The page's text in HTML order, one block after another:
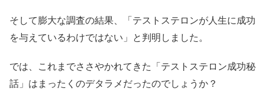
そして膨大な調査の結果、「テストステロンが人生に成功
を与えているわけではない」と判明しました。
では、これまでささやかれてきた「テストステロン成功秘
話」はまったくのデタラメだったのでしょうか？